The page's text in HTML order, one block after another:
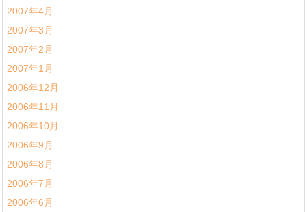
2007年4月
2007年3月
2007年2月
2007年1月
2006年12月
2006年11月
2006年10月
2006年9月
2006年8月
2006年7月
2006年6月